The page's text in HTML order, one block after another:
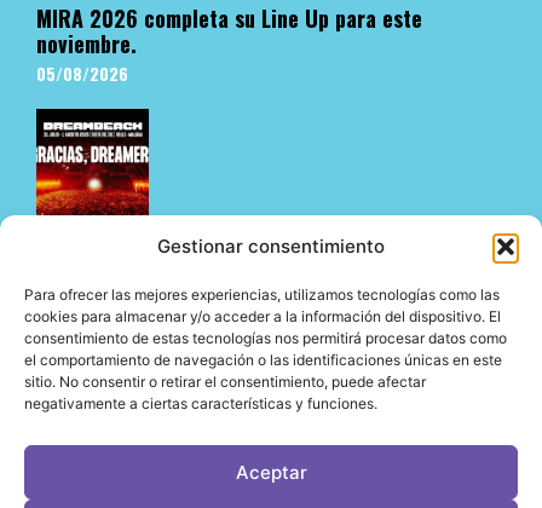
Gestionar consentimiento
Para ofrecer las mejores experiencias, utilizamos tecnologías como las
cookies para almacenar y/o acceder a la información del dispositivo. El
consentimiento de estas tecnologías nos permitirá procesar datos como
el comportamiento de navegación o las identificaciones únicas en este
sitio. No consentir o retirar el consentimiento, puede afectar
negativamente a ciertas características y funciones.
Aceptar
MIRA 2026 completa su Line Up para este
noviembre.
05/08/2026
Dreambeach no defrauda en su estreno en Vélez-
Málaga y abre su nueva etapa en la Costa del Sol
05/08/2026